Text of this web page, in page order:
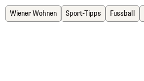
Wiener Wohnen Sport-Tipps Fussball